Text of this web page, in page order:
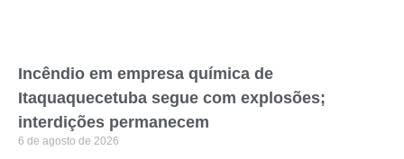
Incêndio em empresa química de
Itaquaquecetuba segue com explosões;
interdições permanecem
6 de agosto de 2026